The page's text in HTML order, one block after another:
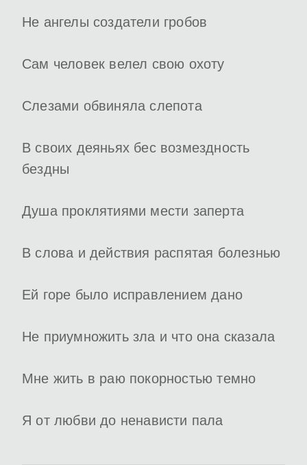
Не ангелы создатели гробов
Сам человек велел свою охоту
Слезами обвиняла слепота
В своих деяньях бес возмездность
бездны
Душа проклятиями мести заперта
В слова и действия распятая болезнью
Ей горе было исправлением дано
Не приумножить зла и что она сказала
Мне жить в раю покорностью темно
Я от любви до ненависти пала